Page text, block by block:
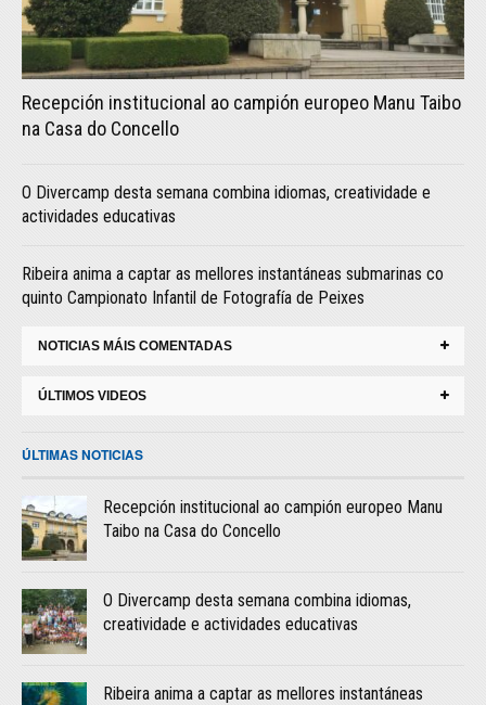
Recepción institucional ao campión europeo Manu Taibo
na Casa do Concello
O Divercamp desta semana combina idiomas, creatividade e
actividades educativas
Ribeira anima a captar as mellores instantáneas submarinas co
quinto Campionato Infantil de Fotografía de Peixes
NOTICIAS MÁIS COMENTADAS
ÚLTIMOS VIDEOS
ÚLTIMAS NOTICIAS
Recepción institucional ao campión europeo Manu
Taibo na Casa do Concello
O Divercamp desta semana combina idiomas,
creatividade e actividades educativas
Ribeira anima a captar as mellores instantáneas